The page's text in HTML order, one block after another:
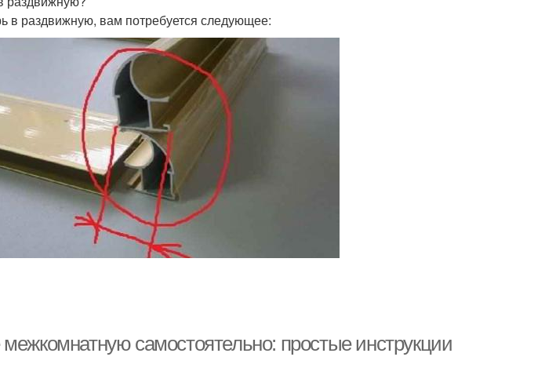
в раздвижную, вам потребуется следующее:
межкомнатную самостоятельно: простые инструкции